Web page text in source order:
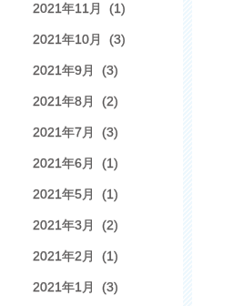
2021年11月 (1)
2021年10月 (3)
2021年9月 (3)
2021年8月 (2)
2021年7月 (3)
2021年6月 (1)
2021年5月 (1)
2021年3月 (2)
2021年2月 (1)
2021年1月 (3)